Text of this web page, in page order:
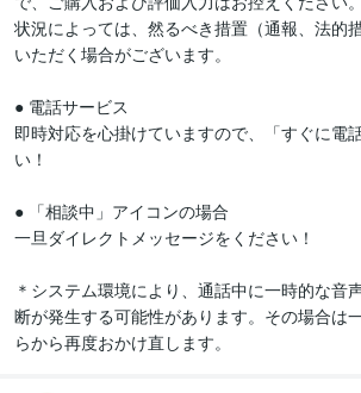
状況によっては、然るべき措置（通報、法的
いただく場合がございます。
● 電話サービス
即時対応を心掛けていますので、「すぐに電
い！
● 「相談中」アイコンの場合
一旦ダイレクトメッセージをください！
＊システム環境により、通話中に一時的な音
断が発生する可能性があります。その場合は
らから再度おかけ直します。